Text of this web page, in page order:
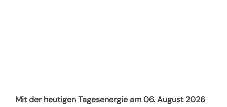
Mit der heutigen Tagesenergie am 06. August 2026